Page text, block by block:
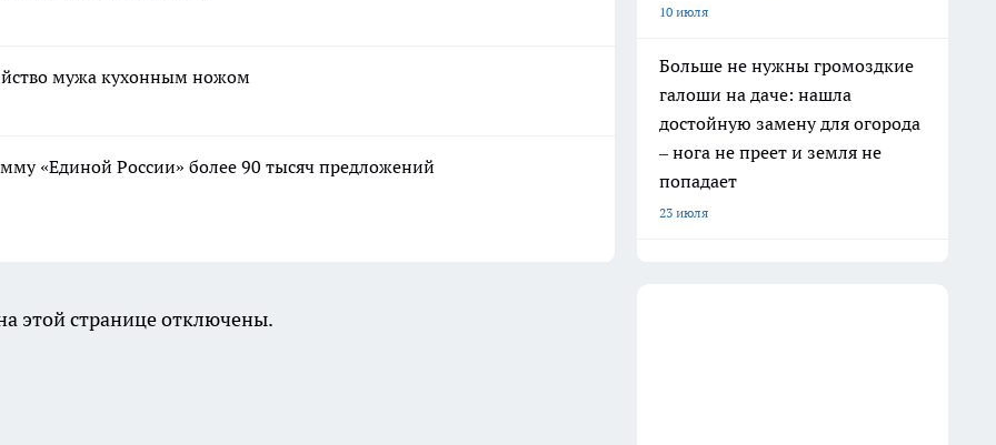
мужа кухонным ножом
«Единой России» более 90 тысяч предложений
10 июля
Больше не нужны громоздкие
галоши на даче: нашла
достойную замену для огорода
– нога не преет и земля не
попадает
23 июля
этой странице отключены.